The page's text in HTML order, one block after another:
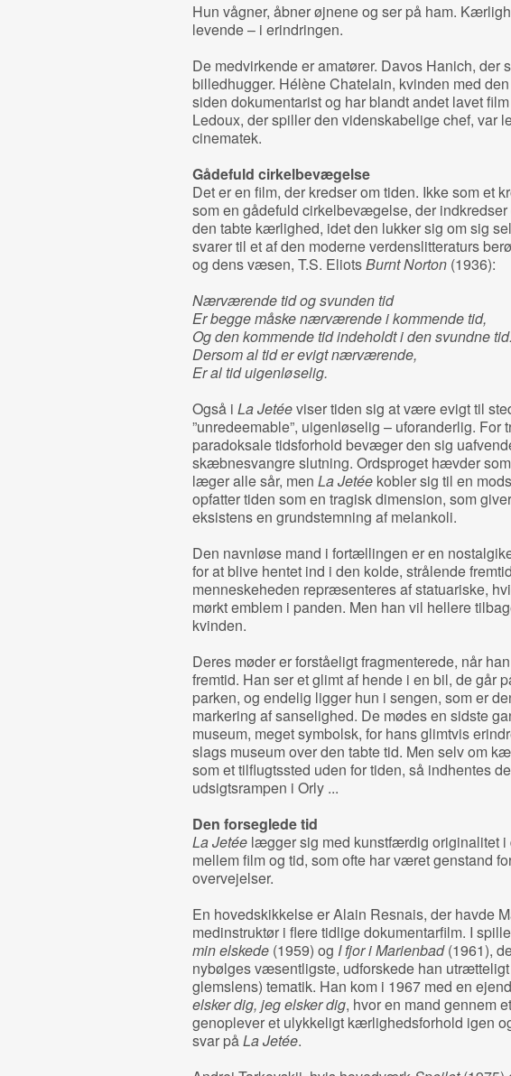
Hun vågner, åbner øjnene og ser på ham.
levende – i erindringen.
De medvirkende er amatører. Davos Hanich, der
billedhugger. Hélène Chatelain, kvinden med
siden dokumentarist og har blandt andet lavet
Ledoux, der spiller den videnskabelige chef, var
cinematek.
Gådefuld cirkelbevægelse
Det er en film, der kredser om tiden. Ikke som et
som en gådefuld cirkelbevægelse, der indkredser
den tabte kærlighed, idet den lukker sig om sig
svarer til et af den moderne verdenslitteraturs
og dens væsen, T.S. EliotsBurnt Norton (1936):
Nærværende tid og svunden tid
Er begge måske nærværende i kommende tid,
Og den kommende tid indeholdt i den svundne tid.
Dersom al tid er evigt nærværende,
Er al tid uigenløselig.
Også i La Jetéeviser tiden sig at være evigt til
”unredeemable”, uigenløselig – uforanderlig.
paradoksale tidsforhold bevæger den sig
skæbnesvangre slutning. Ordsproget hævder
læger alle sår, men La Jetée kobler sig til en
opfatter tiden som en tragisk dimension, som
eksistens en grundstemning af melankoli.
Den navnløse mand i fortællingen er en
for at blive hentet ind i den kolde, strålende
menneskeheden repræsenteres af statuariske,
mørkt emblem i panden. Men han vil hellere
kvinden.
Deres møder er forståeligt fragmenterede, når
fremtid. Han ser et glimt af hende i en bil, de går
parken, og endelig ligger hun i sengen, som er
markering af sanselighed. De mødes en sidste
museum, meget symbolsk, for hans glimtvis
slags museum over den tabte tid. Men selv om
som et tilflugtssted uden for tiden, så indhentes
udsigtsrampen i Orly ...
Den forseglede tid
La Jetée lægger sig med kunstfærdig originalitet
mellem film og tid, som ofte har været genstand
overvejelser.
En hovedskikkelse er Alain Resnais, der havde
medinstruktør i flere tidlige dokumentarfilm. I
min elskede (1959) og I fjor i Marienbad(1961),
nybølges væsentligste, udforskede han
glemslens) tematik. Han kom i 1967 med en
elsker dig, jeg elsker dig, hvor en mand gennem
genoplever et ulykkeligt kærlighedsforhold igen
svar påLa Jetée.